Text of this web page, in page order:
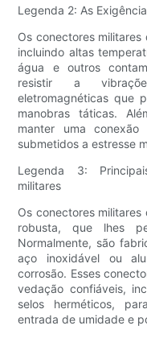
Legenda 2: As
Os conectores
incluindo altas
água e outros
resistir a
eletromagnéticas que
manobras táticas.
manter uma
submetidos a estresse
Legenda 3:
militares
Os conectores
robusta, que lhes
Normalmente, são
aço inoxidável ou
corrosão. Esses
vedação confiáveis,
selos herméticos,
entrada de umidade e